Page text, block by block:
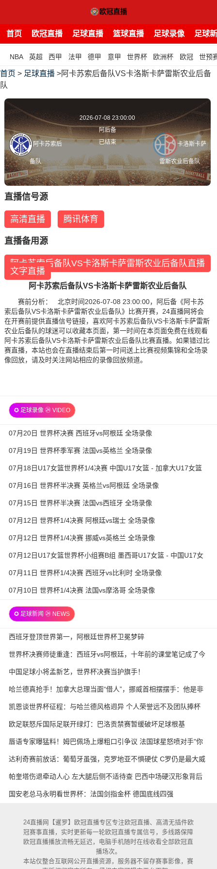
首页 欧冠直播 足球直播 篮球直播 足球录像 足球
NBA 英超 西甲 法甲 德甲 意甲 世界杯 欧洲杯 欧冠 世预
首页 > 足球直播 >阿卡苏索后备队VS卡洛斯卡萨雷斯农业后备
队
阿卡苏索后
备队
2026-07-08 23:00:00
阿后备
已结束
卡洛斯卡萨
雷斯农业后备队
直播信号源
高清直播 腾讯体育
直播备用源
阿卡苏索后备队VS卡洛斯卡萨雷斯农业后备队直播
文字直播
阿卡苏索后备队VS卡洛斯卡萨雷斯农业后备队
赛前分析： 北京时间2026-07-08 23:00:00，阿后备《阿卡苏
索后备队VS卡洛斯卡萨雷斯农业后备队》比赛开赛，24直播网将会
在开赛前提供直播信号链接，喜欢阿卡苏索后备队VS卡洛斯卡萨雷斯
农业后备队的球迷可以收藏本页面，第一时间在本页面免费在线观看
阿卡苏索后备队VS卡洛斯卡萨雷斯农业后备队比赛直播。如果错过比
赛直播，本站也会在直播结束后第一时间送上比赛视频集锦和全场录
像回放，请及时关注网站相应的录像回放频道。
✪ 足球录像 ㉔ VIDEO
07月20日 世界杯决赛 西班牙vs阿根廷 全场录像
07月19日 世界杯季军赛 法国vs英格兰 全场录像
07月18日U17女篮世界杯1/4决赛 中国U17女篮 - 加拿大U17女篮
录像
07月16日 世界杯半决赛 英格兰vs阿根廷 全场录像
07月15日 世界杯半决赛 法国vs西班牙 全场录像
07月12日 世界杯1/4决赛 阿根廷vs瑞士 全场录像
07月12日 世界杯1/4决赛 挪威vs英格兰 全场录像
07月12日U17女篮世界杯小组赛B组 墨西哥U17女篮 - 中国U17女
篮 全场录像
07月11日 世界杯1/4决赛 西班牙vs比利时 全场录像
07月10日 世界杯1/4决赛 法国vs摩洛哥 全场录像
✪ 足球新闻 ㉔ NEWS
西班牙登顶世界第一，阿根廷世界杯卫冕梦碎
世界杯决赛师徒重逢：西班牙vs阿根廷，十年前的课堂笔记成了今
天的战术板
中国足球小将孟新艺，世界杯决赛当护旗手！
哈兰德真抢手！加拿大总理当面“借人”，挪威首相摆摆手：他是非
卖品
凯恩谈世界杯征程：与哈兰德风格迥异 个人荣誉远不及团队捧杯
欧足联怒斥国际足联开绿灯：巴洛贡禁赛暂缓破坏足球根基
唇语专家曝猛料！姆巴佩场上爆粗口引争议 法国球星怒喷对手"你
妈的X"
达利奇赛前放话：葡萄牙虽强，克罗地亚不惧硬仗 C罗仍是最大威
胁
帕奎塔伤退牵动人心 左大腿后侧不适待查 巴西中场硬汉形象背后
藏隐忧
国安老总马永明看世界杯：法国剑指金杯 德国底线四强
24直播网【暹罗】欧冠直播专区专注欧冠直播、高清无插件欧
冠赛事直播，实时更新每一轮欧冠直播专属信号，多线路保障
欧冠直播播放流畅无延迟，电脑手机随时在线收看全部欧冠直
播场次。
本站仅整合互联网公开直播资源，服务器不留存赛事影像，赛